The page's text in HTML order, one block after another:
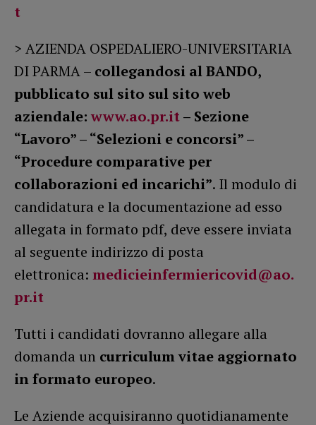
t
> AZIENDA OSPEDALIERO-UNIVERSITARIA
DI PARMA – collegandosi al BANDO,
pubblicato sul sito sul sito web
aziendale: www.ao.pr.it– Sezione
“Lavoro” – “Selezioni e concorsi” –
“Procedure comparative per
collaborazioni ed incarichi”. Il modulo di
candidatura e la documentazione ad esso
allegata in formato pdf, deve essere inviata
al seguente indirizzo di posta
elettronica: medicieinfermiericovid@ao.
pr.it
Tutti i candidati dovranno allegare alla
domanda un curriculum vitae aggiornato
in formato europeo.
Le Aziende acquisiranno quotidianamente